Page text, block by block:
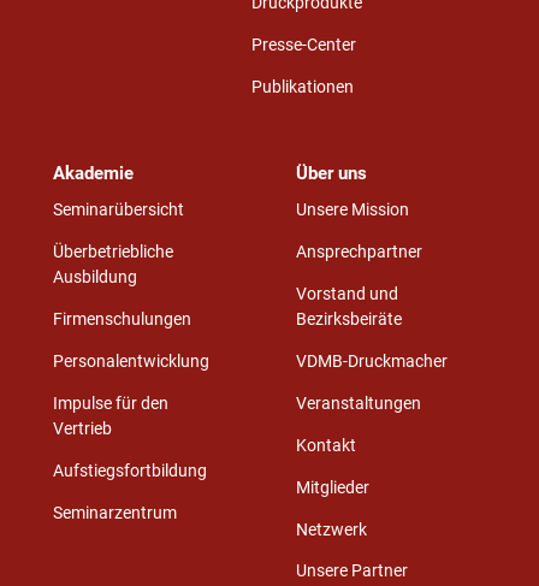
Presse-Center
Publikationen
Akademie
Seminarübersicht
Überbetriebliche
Ausbildung
Firmenschulungen
Personalentwicklung
Impulse für den
Vertrieb
Aufstiegsfortbildung
Seminarzentrum
Über uns
Unsere Mission
Ansprechpartner
Vorstand und
Bezirksbeiräte
VDMB-Druckmacher
Veranstaltungen
Kontakt
Mitglieder
Netzwerk
Unsere Partner